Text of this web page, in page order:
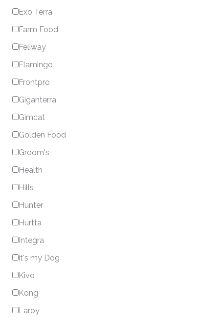
Exo Terra
Farm Food
Feliway
Flamingo
Frontpro
Giganterra
Gimcat
Golden Food
Groom's
Health
Hills
Hunter
Hurtta
Integra
it's my Dog
Kivo
Kong
Laroy